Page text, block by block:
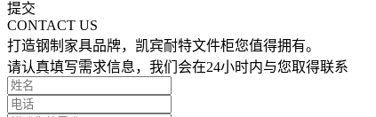
提交
CONTACT US
打造钢制家具品牌，凯宾耐特文件柜您值得拥有。
请认真填写需求信息，我们会在24小时内与您取得联系